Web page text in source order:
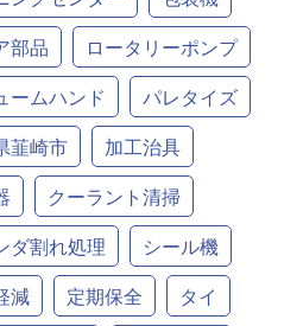
部品
ロータリーポンプ
ームハンド
パレタイズ
韮崎市
加工治具
クーラント清掃
ダ割れ処理
シール機
減 定期保全
タイ